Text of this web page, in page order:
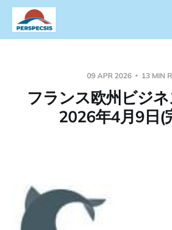
09 APR 2026 13 MIN
フランス欧州ビジ
2026年4月9日(